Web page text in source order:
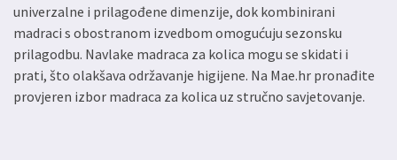
univerzalne i prilagođene dimenzije, dok kombinirani
madraci s obostranom izvedbom omogućuju sezonsku
prilagodbu. Navlake madraca za kolica mogu se skidati i
prati, što olakšava održavanje higijene. Na Mae.hr pronađite
provjeren izbor madraca za kolica uz stručno savjetovanje.